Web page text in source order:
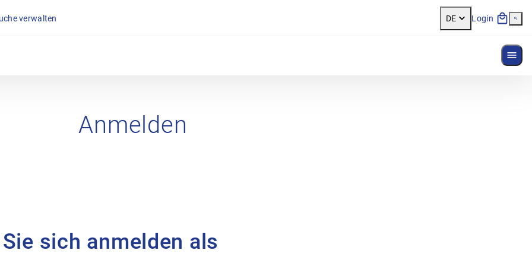
verwalten DE Login
Anmelden
sich anmelden als